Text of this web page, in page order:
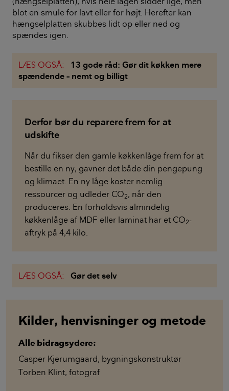
blot en smule for lavt eller for højt. Herefter kan
hængselplatten skubbes lidt op eller ned og
spændes igen.
LÆS OGSÅ:
13 gode råd: Gør dit køkken mere
spændende – nemt og billigt
Derfor bør du reparere frem for at
udskifte
Når du fikser den gamle køkkenlåge frem for at
bestille en ny, gavner det både din pengepung
og klimaet. En ny låge koster nemlig
ressourcer og udleder CO2, når den
produceres. En forholdsvis almindelig
køkkenlåge af MDF eller laminat har et CO2-
aftryk på 4,4 kilo.
LÆS OGSÅ: Gør det selv
Kilder, henvisninger og metode
Alle bidragsydere:
Casper Kjerumgaard, bygningskonstruktør
Torben Klint, fotograf